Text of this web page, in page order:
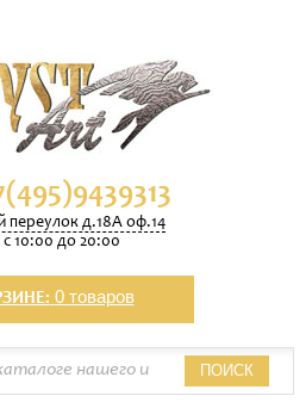
переулок д.18А оф.14
с 10:00 до 20:00
0 товаров
ПОИСК